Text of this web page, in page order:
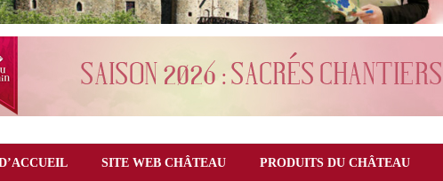
SITE WEB CHÂTEAU PRODUITS DU CHÂTEAU